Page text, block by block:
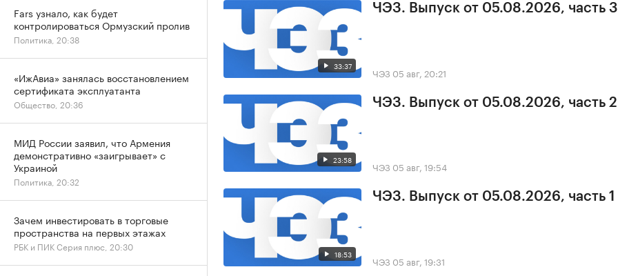
33:37
ЧЭЗ. Выпуск от 05.08.2026, часть 3
ЧЭЗ 05 авг, 20:21
23:58
ЧЭЗ. Выпуск от 05.08.2026, часть 2
ЧЭЗ 05 авг, 19:54
18:53
ЧЭЗ. Выпуск от 05.08.2026, часть 1
ЧЭЗ 05 авг, 19:31
Fars узнало, как будет
контролироваться Ормузский пролив
Политика, 20:38
«ИжАвиа» занялась восстановлением
сертификата эксплуатанта
Общество, 20:36
МИД России заявил, что Армения
демонстративно «заигрывает» с
Украиной
Политика, 20:32
Зачем инвестировать в торговые
пространства на первых этажах
РБК и ПИК Серия плюс, 20:30